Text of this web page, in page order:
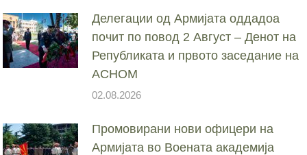
Делегации од Армијата оддадоа
почит по повод 2 Август – Денот на
Републиката и првото заседание на
АСНОМ
02.08.2026
Промовирани нови офицери на
Армијата во Воената академија